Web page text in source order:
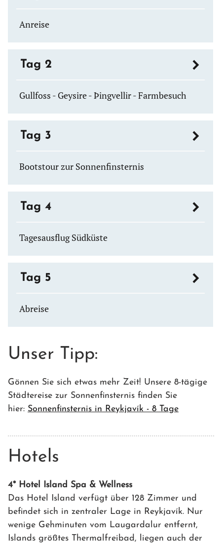
Anreise
Tag 2
Gullfoss - Geysire - Þingvellir - Farmbesuch
Tag 3
Bootstour zur Sonnenfinsternis
Tag 4
Tagesausflug Südküste
Tag 5
Abreise
Unser Tipp:
Gönnen Sie sich etwas mehr Zeit! Unsere 8-tägige
Städtereise zur Sonnenfinsternis finden Sie
hier: Sonnenfinsternis in Reykjavík - 8 Tage
Hotels
4* Hotel Island Spa & Wellness
Das Hotel Island verfügt über 128 Zimmer und
befindet sich in zentraler Lage in Reykjavík. Nur
wenige Gehminuten vom Laugardalur entfernt,
Islands größtes Thermalfreibad, liegen auch der